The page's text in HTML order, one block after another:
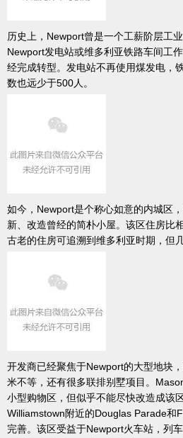
历史上，Newport曾是一个工薪阶层工
Newport发电站或维多利亚铁路车间工
经完成转型。发电站不再使用煤发电，
数也远少于500人。
如今，Newport是个称心如意的内城区
新、改造曾经的简朴小屋。该区住房比
古老的住房可追溯到维多利亚时期，但
开发商已经聚焦于Newport的大型地块
米不等，还有很多联排别墅项目。
小型购物区，但似乎不能尽快改造成该
Williamstown附近的Douglas Parade和
完善。该区受益于Newport火车站，列